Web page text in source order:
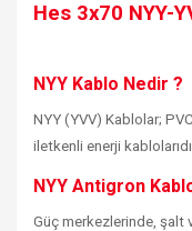
Hes 3x70 NYY-
NYY Kablo Nedir ?
NYY (YVV) Kablolar;
iletkenli enerji
NYY Antigron
Güç merkezlerinde, şalt